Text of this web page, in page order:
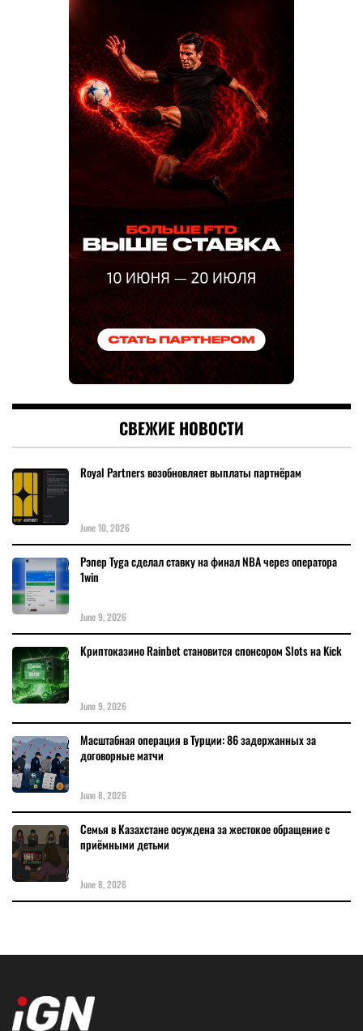
СВЕЖИЕ НОВОСТИ
Royal Partners возобновляет выплаты партнёрам
June 10, 2026
Рэпер Tyga сделал ставку на финал NBA через оператора
1win
June 9, 2026
Криптоказино Rainbet становится спонсором Slots на Kick
June 9, 2026
Масштабная операция в Турции: 86 задержанных за
договорные матчи
June 8, 2026
Семья в Казахстане осуждена за жестокое обращение с
приёмными детьми
June 8, 2026